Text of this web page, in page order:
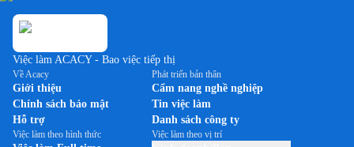
Việc làm ACACY - Bao việc tiếp thị
Về Acacy
Giới thiệu
Chính sách bảo mật
Hỗ trợ
Phát triển bản thân
Cẩm nang nghề nghiệp
Tin việc làm
Danh sách công ty
Việc làm theo hình thức Việc làm theo vị trí